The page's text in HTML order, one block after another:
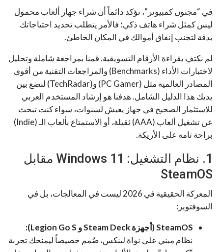
في “مجنون كمبيوتر”، نؤكد دائماً أن شراء جهاز ألعاب محمول
ليس كمثل شراء هاتف ذكي؛ فالأمر يتطلب تحديد احتياجاتك
بدقة لتجنب إنفاق أموالك في المكان الخاطئ.
لم نكتفِ بقراءة الأرقام التسويقية. قمنا بمراجعة شاملة وتحليل
لاختبارات الأداء (Benchmarks) والمراجعات التقنية من أقوى
المصادر العالمية مثل (PC Gamer) و(TechRadar) لنضع بين
يديك هذا الدليل الشامل. هدفنا هو إرشاد المستخدم العربي
للاستثمار الصحيح في جهاز يعيش لسنوات، سواء كنت تبحث
عن تشغيل ألعاب (AAA) ثقيلة، أو الاستمتاع بألعاب الـ (Indie)
براحة تامة على الأريكة.
1. نظام التشغيل: Windows 11 مقابل
SteamOS
المعركة الحقيقية في 2026 ليست في المعالجات، بل في
السوفتوير:
SteamOS (أجهزة Steam Deck و Legion Go S):
نظام مبني على نواة لينكس، صُمم خصيصاً ليمنحك تجربة